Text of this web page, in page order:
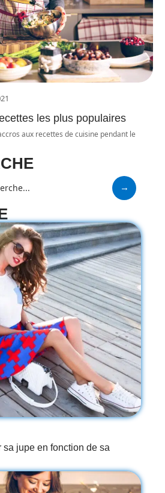
les plus populaires
aux recettes de cuisine pendant le
jupe en fonction de sa